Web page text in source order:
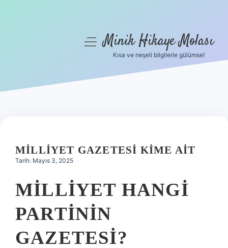
Hakkımızda
menüyüMinik Hikaye Molası
Kısa ve neşeli bilgilerle gülümse!
MILLIYET GAZETESI KIME AIT
Tarih: Mayıs 3, 2025
MILLIYET HANGI
PARTININ
GAZETESI?